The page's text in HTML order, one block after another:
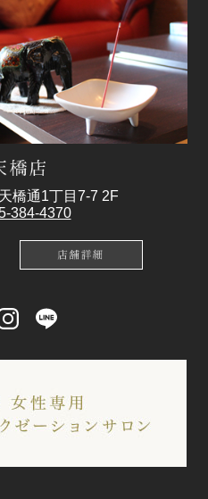
橋通1丁目7-7 2F
384-4370